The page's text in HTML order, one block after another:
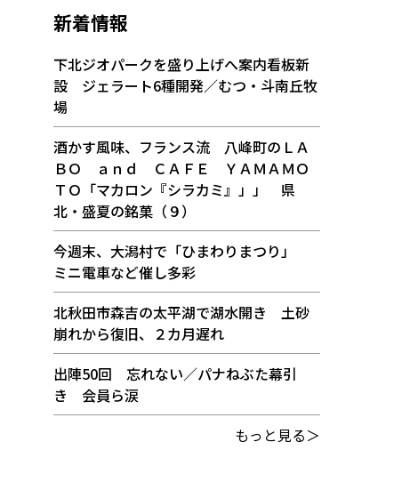
新着情報
下北ジオパークを盛り上げへ案内看板新
設 ジェラート6種開発／むつ・斗南丘牧
場
酒かす風味、フランス流 八峰町のＬＡ
ＢＯ ａｎｄ ＣＡＦＥ ＹＡＭＡＭＯ
ＴＯ「マカロン『シラカミ』」」 県
北・盛夏の銘菓（９）
今週末、大潟村で「ひまわりまつり」
ミニ電車など催し多彩
北秋田市森吉の太平湖で湖水開き 土砂
崩れから復旧、２カ月遅れ
出陣50回 忘れない／パナねぶた幕引
き 会員ら涙
もっと見る＞